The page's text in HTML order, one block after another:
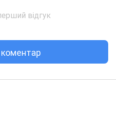
відгук